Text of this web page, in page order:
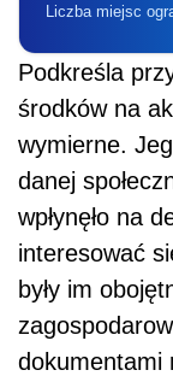
Liczba miejsc
Podkreśla
środków na
wymierne.
danej
wpłynęło na
interesować
były im
dokumentami